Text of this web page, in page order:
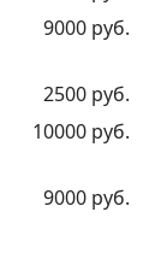
9000 руб.
2500 руб.
10000 руб.
9000 руб.